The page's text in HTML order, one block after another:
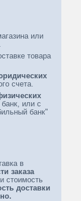
или
товара
счета.
или с
банк"
в
заказа
стоимость
доставки